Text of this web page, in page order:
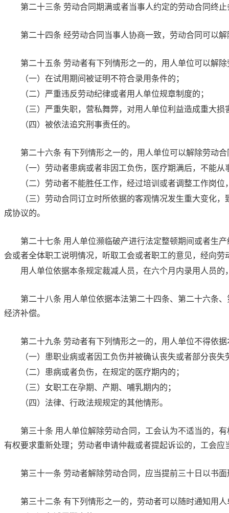
第二十三条 劳动合同期满或者当事人约定的劳动合同终
第二十四条 经劳动合同当事人协商一致，劳动合同可以解
第二十五条 劳动者有下列情形之一的，用人单位可以解
（一）在试用期间被证明不符合录用条件的；
（二）严重违反劳动纪律或者用人单位规章制度的；
（三）严重失职，营私舞弊，对用人单位利益造成重大损
（四）被依法追究刑事责任的。
第二十六条 有下列情形之一的，用人单位可以解除劳动
（一）劳动者患病或者非因工负伤，医疗期满后，不能
（二）劳动者不能胜任工作，经过培训或者调整工作岗
（三）劳动合同订立时所依据的客观情况发生重大变化
成协议的。
第二十七条 用人单位濒临破产进行法定整顿期间或者生
会或者全体职工说明情况，听取工会或者职工的意见，经向
用人单位依据本条规定裁减人员，在六个月内录用人员
第二十八条 用人单位依据本法第二十四条、 第二十六条、
经济补偿。
第二十九条 劳动者有下列情形之一的，用人单位不得依据
（一）患职业病或者因工负伤并被确认丧失或者部分丧失
（二）患病或者负伤，在规定的医疗期内的；
（三）女职工在孕期、产期、哺乳期内的；
（四）法律、行政法规规定的其他情形。
第三十条 用人单位解除劳动合同，工会认为不适当的，
有权要求重新处理；劳动者申请仲裁或者提起诉讼的，工会应
第三十一条 劳动者解除劳动合同，应当提前三十日以书
第三十二条 有下列情形之一的，劳动者可以随时通知用